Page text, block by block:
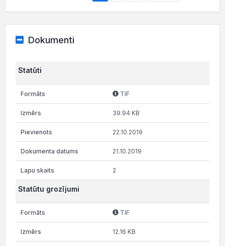
Dokumenti
Statūti
TIF
39.94 KB
22.10.2019
21.10.2019
2
Statūtu grozījumi
TIF
12.16 KB